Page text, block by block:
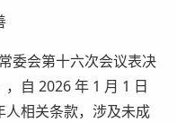
会第十六次会议表决
自 2026 年 1 月 1 日
相关条款，涉及未成